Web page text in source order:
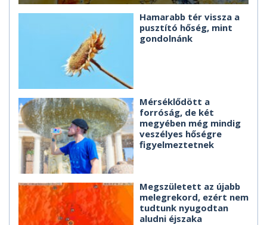
Hamarabb tér vissza a
pusztító hőség, mint
gondolnánk
Mérséklődött a
forróság, de két
megyében még mindig
veszélyes hőségre
figyelmeztetnek
Megszületett az újabb
melegrekord, ezért nem
tudtunk nyugodtan
aludni éjszaka